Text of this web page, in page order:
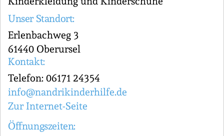
Unser Standort:
Erlenbachweg 3
61440 Oberursel
Kontakt:
Telefon: 06171 24354
info@nandrikinderhilfe.de
Zur Internet-Seite
Öffnungszeiten: